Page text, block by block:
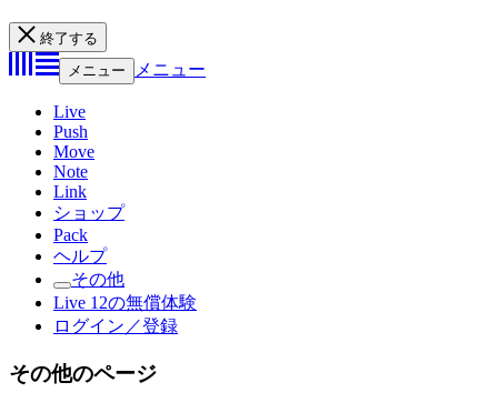
終了する
メニュー
メニュー
Live
Push
Move
Note
Link
ショップ
Pack
ヘルプ
その他
Live 12の無償体験
ログイン／登録
その他のページ